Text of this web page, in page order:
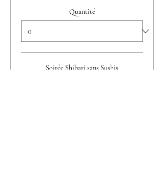
Quantité
Soirée Shibari sans Sushis